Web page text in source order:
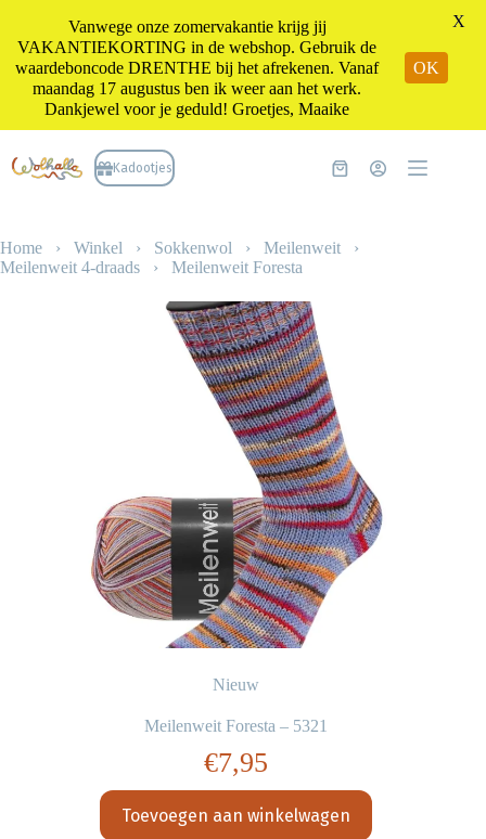
naar
de
Kadootjes Winkelwagen
Home › Winkel › Sokkenwol › Meilenweit ›
Meilenweit 4-draads › Meilenweit Foresta
Nieuw
Meilenweit Foresta – 5321
€7,95
Toevoegen aan winkelwagen
Vanwege onze zomervakantie krijg jij
VAKANTIEKORTING in de webshop. Gebruik de
waardeboncode DRENTHE bij het afrekenen. Vanaf
maandag 17 augustus ben ik weer aan het werk.
Dankjewel voor je geduld! Groetjes, Maaike
OK
X